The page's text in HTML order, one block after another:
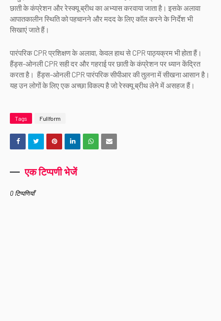
छाती के कंप्रेशन और रेस्क्यू ब्रीथ का अभ्यास करवाया जाता है। इसके अलावा
आपातकालीन स्थिति को पहचानने और मदद के लिए कॉल करने के निर्देश भी
सिखाएं जाते हैं।
पारंपरिक CPR प्रशिक्षण के अलावा, केवल हाथ से CPR पाठ्यक्रम भी होता हैं।
हैंड्स-ओनली CPR सही दर और गहराई पर छाती के कंप्रेशन पर ध्यान केंद्रित
करता है। हैंड्स-ओनली CPR पारंपरिक सीपीआर की तुलना में सीखना आसान है।
यह उन लोगों के लिए एक अच्छा विकल्प है जो रेस्क्यू ब्रीथ लेने में असहज हैं।
Tags Fullform
एक टिप्पणी भेजें
0 टिप्पणियाँ